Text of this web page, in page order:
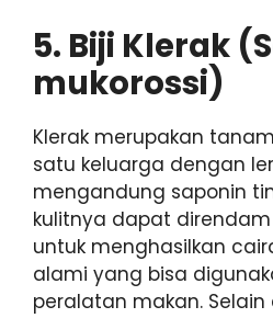
5. Biji Klerak
mukorossi)
Klerak merupakan
satu keluarga dengan
mengandung saponin
kulitnya dapat
untuk menghasilkan
alami yang bisa
peralatan makan.